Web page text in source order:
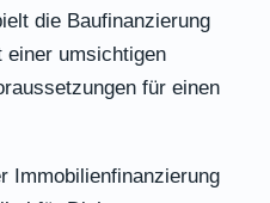
die Baufinanzierung
einer umsichtigen
für einen
Immobilienfinanzierung